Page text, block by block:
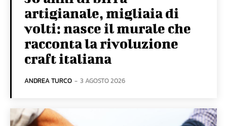
artigianale, migliaia di
volti: nasce il murale che
racconta la rivoluzione
craft italiana
ANDREA TURCO - 3 AGOSTO 2026